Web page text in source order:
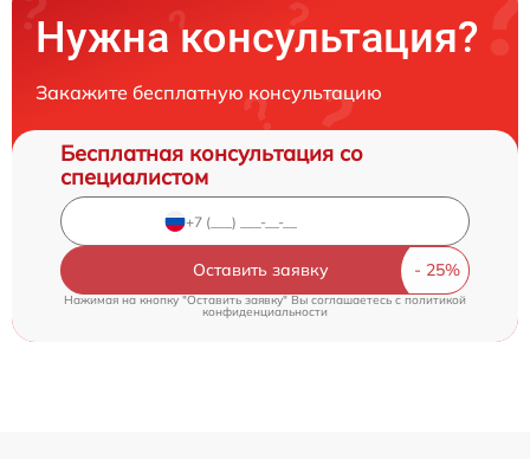
Нужна консультация?
Закажите бесплатную консультацию
Бесплатная консультация со
специалистом
Оставить заявку
Нажимая на кнопку "Оставить заявку" Вы соглашаетесь cполитикой
конфиденциальности